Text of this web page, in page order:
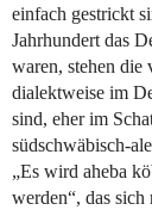
einfach gestrickt
Jahrhundert das
waren, stehen die
dialektweise im
sind, eher im
südschwäbisch-
„Es wird aheba
werden“, das